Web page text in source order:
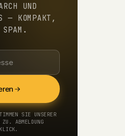
UND
— KOMPAKT,
SIE UNSERER
ZU. ABMELDUNG